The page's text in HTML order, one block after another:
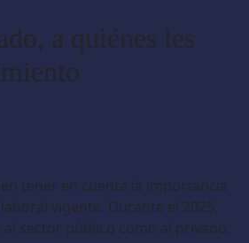
a quiénes les
tener en cuenta la importancia
vigente. Durante el 2025,
sector público como al privado.